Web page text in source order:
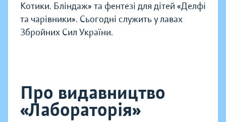
Котики. Бліндаж» та фентезі для дітей «Делфі
та чарівники». Сьогодні служить у лавах
Збройних Сил України.
Про видавництво
«Лабораторія»